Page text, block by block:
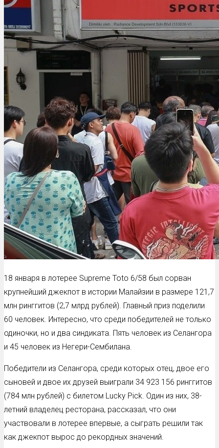
18 января в лотерее Supreme Toto 6/58 был сорван
крупнейший джекпот в истории Малайзии в размере 121,7
млн ​​ринггитов (2,7 млрд рублей). Главный приз поделили
60 человек. Интересно, что среди победителей не только
одиночки, но и два синдиката. Пять человек из Селангора
и 45 человек из Негери-Сембилана.
Победители из Селангора, среди которых отец, двое его
сыновей и двое их друзей выиграли 34 923 156 ринггитов
(784 млн рублей) с билетом Lucky Pick. Один из них, 38-
летний владелец ресторана, рассказал, что они
участвовали в лотерее впервые, а сыграть решили так
как джекпот вырос до рекордных значений.